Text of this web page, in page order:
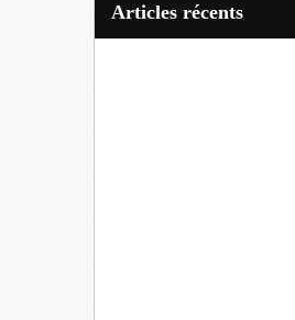
articles récents